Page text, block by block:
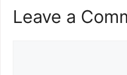
o
e
A
Leave a